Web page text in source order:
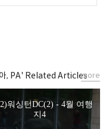
, PA' Related Articles
워싱턴DC(2) - 4월 여행
지4
more